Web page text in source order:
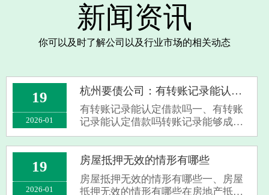
新闻资讯
你可以及时了解公司以及行业市场的相关动态
19
2026-01
杭州要债公司：有转账记录能认定借款吗
有转账记录能认定借款吗一、有转账
记录能认定借款吗转账记录能够成为
认定借款的证据之一，不过仅仅凭借
转账记录并不一定就能确凿地认定借
款。倘若转账备注清楚地写着是借
款，又或者双方有其他能证明借款合
意的证据来···
19
2026-01
房屋抵押无效的情形有哪些
房屋抵押无效的情形有哪些一、房屋
抵押无效的情形有哪些在房地产抵押